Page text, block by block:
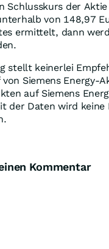
Schlusskurs der
von 148,97
ermittelt, dann
stellt keinerlei
von Siemens Energy-
auf Siemens
der Daten wird keine
Kommentar